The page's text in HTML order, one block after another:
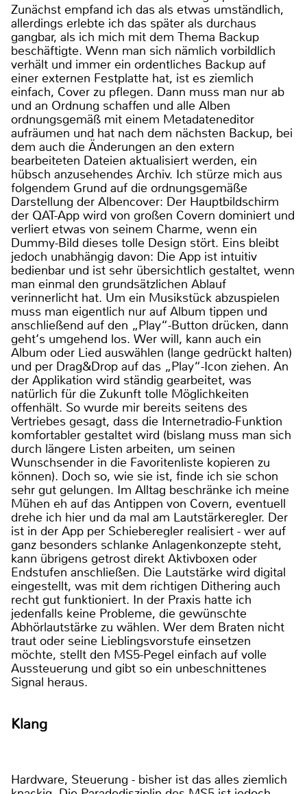
Zunächst empfand ich das als etwas umständlich,
allerdings erlebte ich das später als durchaus
gangbar, als ich mich mit dem Thema Backup
beschäftigte. Wenn man sich nämlich vorbildlich
verhält und immer ein ordentliches Backup auf
einer externen Festplatte hat, ist es ziemlich
einfach, Cover zu pflegen. Dann muss man nur ab
und an Ordnung schaffen und alle Alben
ordnungsgemäß mit einem Metadateneditor
aufräumen und hat nach dem nächsten Backup, bei
dem auch die Änderungen an den extern
bearbeiteten Dateien aktualisiert werden, ein
hübsch anzusehendes Archiv. Ich stürze mich aus
folgendem Grund auf die ordnungsgemäße
Darstellung der Albencover: Der Hauptbildschirm
der QAT-App wird von großen Covern dominiert und
verliert etwas von seinem Charme, wenn ein
Dummy-Bild dieses tolle Design stört. Eins bleibt
jedoch unabhängig davon: Die App ist intuitiv
bedienbar und ist sehr übersichtlich gestaltet, wenn
man einmal den grundsätzlichen Ablauf
verinnerlicht hat. Um ein Musikstück abzuspielen
muss man eigentlich nur auf Album tippen und
anschließend auf den „Play“-Button drücken, dann
geht‘s umgehend los. Wer will, kann auch ein
Album oder Lied auswählen (lange gedrückt halten)
und per Drag&Drop auf das „Play“-Icon ziehen. An
der Applikation wird ständig gearbeitet, was
natürlich für die Zukunft tolle Möglichkeiten
offenhält. So wurde mir bereits seitens des
Vertriebes gesagt, dass die Internetradio-Funktion
komfortabler gestaltet wird (bislang muss man sich
durch längere Listen arbeiten, um seinen
Wunschsender in die Favoritenliste kopieren zu
können). Doch so, wie sie ist, finde ich sie schon
sehr gut gelungen. Im Alltag beschränke ich meine
Mühen eh auf das Antippen von Covern, eventuell
drehe ich hier und da mal am Lautstärkeregler. Der
ist in der App per Schieberegler realisiert - wer auf
ganz besonders schlanke Anlagenkonzepte steht,
kann übrigens getrost direkt Aktivboxen oder
Endstufen anschließen. Die Lautstärke wird digital
eingestellt, was mit dem richtigen Dithering auch
recht gut funktioniert. In der Praxis hatte ich
jedenfalls keine Probleme, die gewünschte
Abhörlautstärke zu wählen. Wer dem Braten nicht
traut oder seine Lieblingsvorstufe einsetzen
möchte, stellt den MS5-Pegel einfach auf volle
Aussteuerung und gibt so ein unbeschnittenes
Signal heraus.
Klang
Hardware, Steuerung - bisher ist das alles ziemlich